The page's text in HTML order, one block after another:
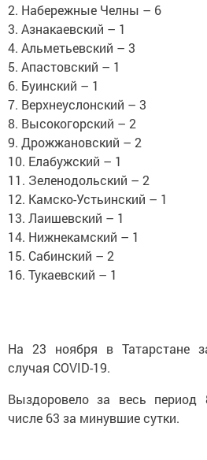
2. Набережные Челны – 6
3. Азнакаевский – 1
4. Альметьевский – 3
5. Апастовский – 1
6. Буинский – 1
7. Верхнеуслонский – 3
8. Высокогорский – 2
9. Дрожжановский – 2
10. Елабужский – 1
11. Зеленодольский – 2
12. Камско-Устьинский – 1
13. Лаишевский – 1
14. Нижнекамский – 1
15. Сабинский – 2
16. Тукаевский – 1
На 23 ноября в Татарстане
случая COVID-19.
Выздоровело за весь период
числе 63 за минувшие сутки.